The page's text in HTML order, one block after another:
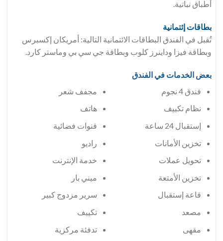
أطباق نباتية.
بطاقات إئتمانية
تُقبل في الفندق البطاقات الائتمانية التالية: أمريكان إكسبرس
وبطاقة فيزا وداينرز كلوب وبطاقة جي سي بي وماستر كارد.
بعض الخدمات في الفندق
فندق 4 نجوم
إستقبال 24 ساعة
تخزين الأمانات
تحويل عملات
تخزين الأمتعة
قاعة إستقبال
مصعد
مقهى
مجفف شعر
هاتف
قنوات فضائية
راديو
خدمة الإنترنت
ميني بار
سرير مزدوج كبير
تكييف
تدفئة مركزية